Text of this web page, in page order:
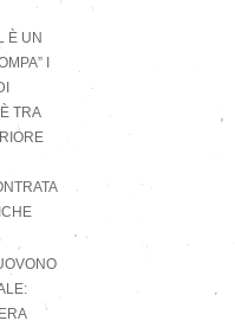
È UN
I
TRA